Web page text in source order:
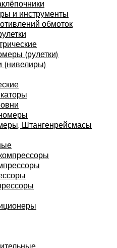
и инструменты
обмоток
(рулетки)
(нивелиры)
Штангенрейсмасы